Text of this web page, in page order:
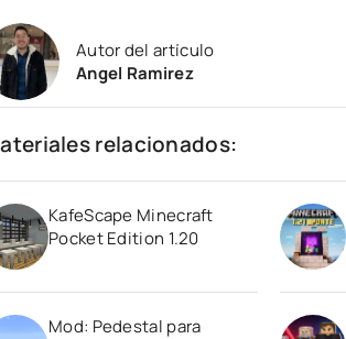
Autor del artículo
Angel Ramirez
relacionados:
KafeScape Minecraft
Pocket Edition 1.20
Mod: Pedestal para